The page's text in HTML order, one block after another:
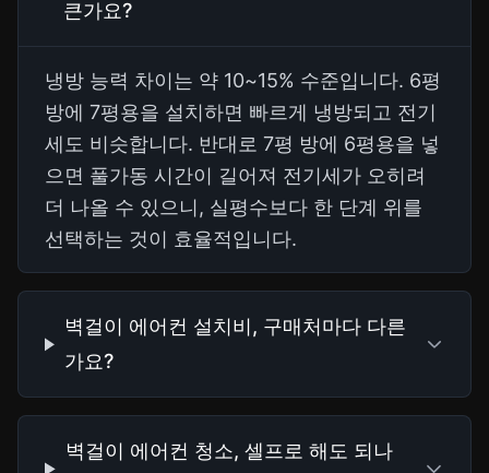
큰가요?
냉방 능력 차이는 약 10~15% 수준입니다. 6평
방에 7평용을 설치하면 빠르게 냉방되고 전기
세도 비슷합니다. 반대로 7평 방에 6평용을 넣
으면 풀가동 시간이 길어져 전기세가 오히려
더 나올 수 있으니, 실평수보다 한 단계 위를
선택하는 것이 효율적입니다.
벽걸이 에어컨 설치비, 구매처마다 다른
가요?
벽걸이 에어컨 청소, 셀프로 해도 되나